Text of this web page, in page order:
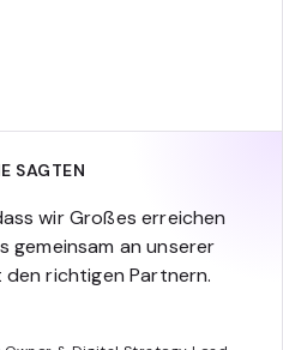
SAGTEN
wir Großes erreichen
gemeinsam an unserer
richtigen Partnern.